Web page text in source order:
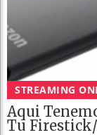
STREAMING
Aqui
Tu